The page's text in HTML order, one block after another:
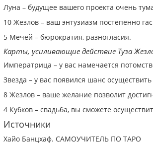
Луна – будущее вашего проекта очень
10 Жезлов – ваш энтузиазм постепенно
5 Мечей – бюрократия, разногласия.
Карты, усиливающие действие Туза
Императрица – у вас намечается
Звезда – у вас появился шанс
8 Жезлов – ваше желание позволит
4 Кубков – свадьба, вы сможете
Источники
Хайо Банцхаф. САМОУЧИТЕЛЬ ПО ТАРО